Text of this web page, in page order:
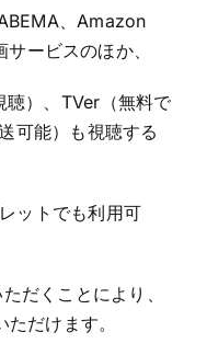
、Amazon
ービスのほか、
聴）、TVer（無料で
可能）も視聴する
ットでも利用可
だくことにより、
だけます。